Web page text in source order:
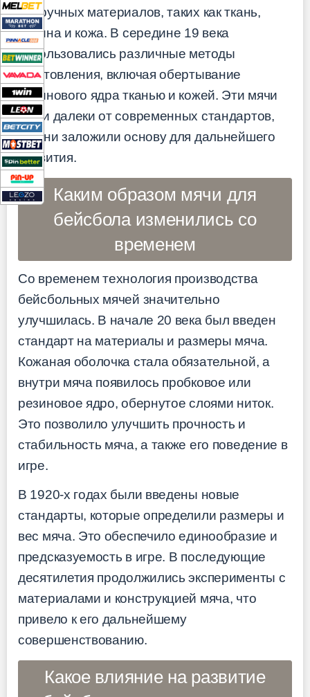
подручных материалов, таких как ткань,
резина и кожа. В середине 19 века
использовались различные методы
изготовления, включая обертывание
резинового ядра тканью и кожей. Эти мячи
были далеки от современных стандартов,
но они заложили основу для дальнейшего
развития.
Каким образом мячи для
бейсбола изменились со
временем
Со временем технология производства
бейсбольных мячей значительно
улучшилась. В начале 20 века был введен
стандарт на материалы и размеры мяча.
Кожаная оболочка стала обязательной, а
внутри мяча появилось пробковое или
резиновое ядро, обернутое слоями ниток.
Это позволило улучшить прочность и
стабильность мяча, а также его поведение в
игре.
В 1920-х годах были введены новые
стандарты, которые определили размеры и
вес мяча. Это обеспечило единообразие и
предсказуемость в игре. В последующие
десятилетия продолжились эксперименты с
материалами и конструкцией мяча, что
привело к его дальнейшему
совершенствованию.
Какое влияние на развитие